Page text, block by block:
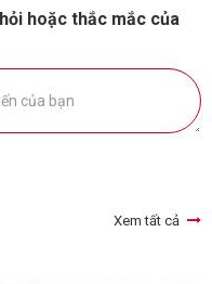
hoặc thắc mắc của
Xem tất cả